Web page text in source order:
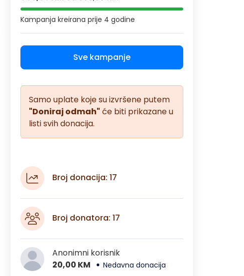
Kampanja kreiranaprije 4 godine
Sve kampanje
Samo uplate koje su izvršene putem
"Doniraj odmah" će biti prikazane u
listi svih donacija.
Broj donacija: 17
Broj donatora: 17
Anonimni korisnik
20,00 KM
Nedavna donacija